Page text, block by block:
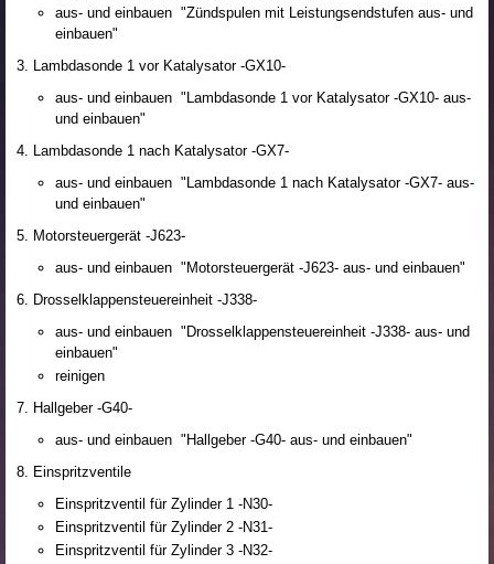
aus- und einbauen "Zündspulen mit Leistungsendstufen aus- und
einbauen"
Lambdasonde 1 vor Katalysator -GX10-
aus- und einbauen "Lambdasonde 1 vor Katalysator -GX10- aus-
und einbauen"
Lambdasonde 1 nach Katalysator -GX7-
aus- und einbauen "Lambdasonde 1 nach Katalysator -GX7- aus-
und einbauen"
Motorsteuergerät -J623-
aus- und einbauen "Motorsteuergerät -J623- aus- und einbauen"
Drosselklappensteuereinheit -J338-
aus- und einbauen "Drosselklappensteuereinheit -J338- aus- und
einbauen"
reinigen
Hallgeber -G40-
aus- und einbauen "Hallgeber -G40- aus- und einbauen"
Einspritzventile
Einspritzventil für Zylinder 1 -N30-
Einspritzventil für Zylinder 2 -N31-
Einspritzventil für Zylinder 3 -N32-